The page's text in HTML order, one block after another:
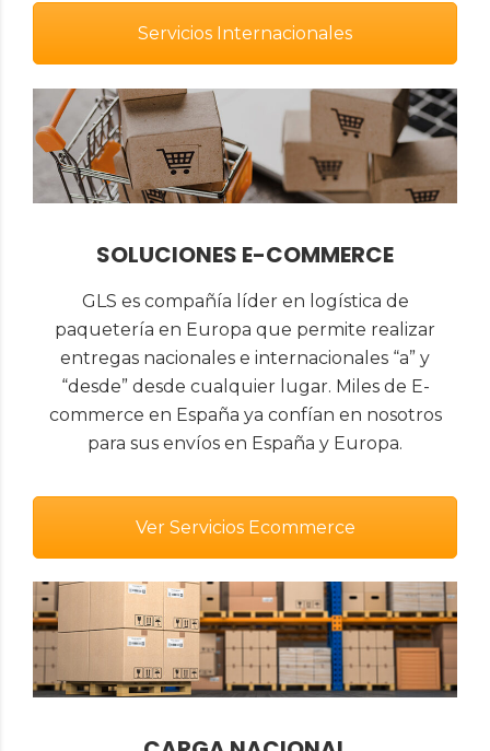
Servicios Internacionales
SOLUCIONES E-COMMERCE
GLS es compañía líder en logística de
paquetería en Europa que permite realizar
entregas nacionales e internacionales “a” y
“desde” desde cualquier lugar. Miles de E-
commerce en España ya confían en nosotros
para sus envíos en España y Europa.
Ver Servicios Ecommerce